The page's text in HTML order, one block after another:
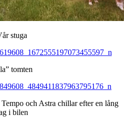
stuga
tomten
och Astra chillar efter en lång
i bilen